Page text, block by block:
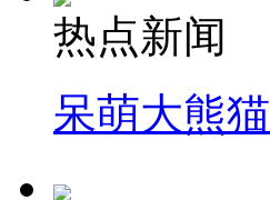
热点新闻
呆萌大熊